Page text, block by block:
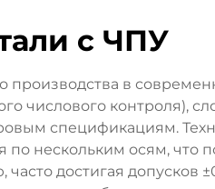
с ЧПУ
производства в
числового контроля),
спецификациям.
нескольким осям, что
достигая допусков